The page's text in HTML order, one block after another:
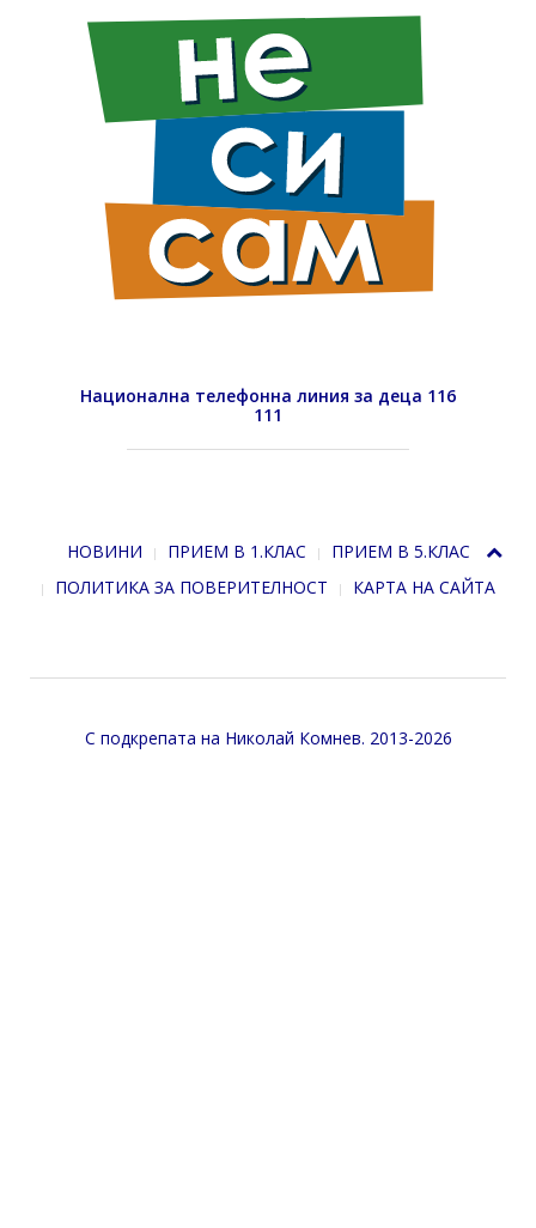
Национална телефонна линия за деца 116
111
НОВИНИ ПРИЕМ В 1.КЛАС
ПРИЕМ В 5.КЛАС
ПОЛИТИКА ЗА ПОВЕРИТЕЛНОСТ
КАРТА НА САЙТА
С подкрепата на Николай Комнев. 2013-2026